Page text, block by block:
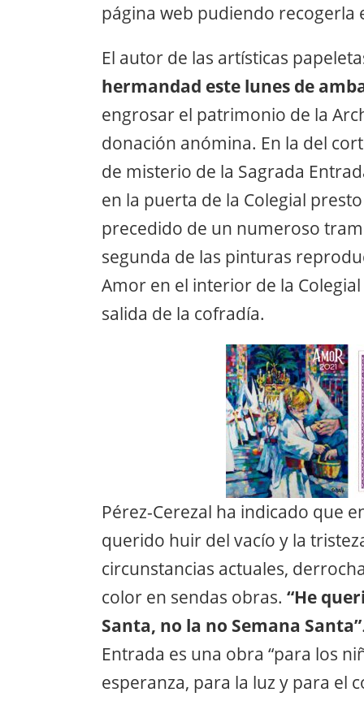
página web pudiendo recogerla
El autor de las artísticas
hermandad este lunes de
engrosar el patrimonio de la
donación anómina. En la del
de misterio de la Sagrada
en la puerta de la Colegial
precedido de un numeroso
segunda de las pinturas
Amor en el interior de la
salida de la cofradía.
Pérez-Cerezal ha indicado que
querido huir del vacío y la
circunstancias actuales,
color en sendas obras. “He
Santa, no la no Semana Santa”
Entrada es una obra “para los
esperanza, para la luz y para el